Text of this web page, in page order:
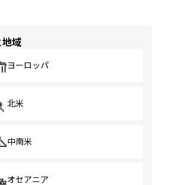
域
ヨーロッパ
北米
中南米
オセアニア